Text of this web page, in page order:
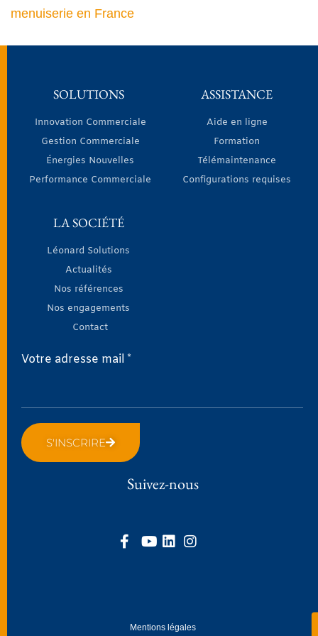
menuiserie en France
SOLUTIONS
Innovation Commerciale
Gestion Commerciale
Énergies Nouvelles
Performance Commerciale
ASSISTANCE
Aide en ligne
Formation
Télémaintenance
Configurations requises
LA SOCIÉTÉ
Léonard Solutions
Actualités
Nos références
Nos engagements
Contact
Votre adresse mail *
S'INSCRIRE
Suivez-nous
Mentions légales